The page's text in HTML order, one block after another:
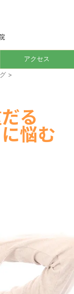
アクセス
>
る
悩む